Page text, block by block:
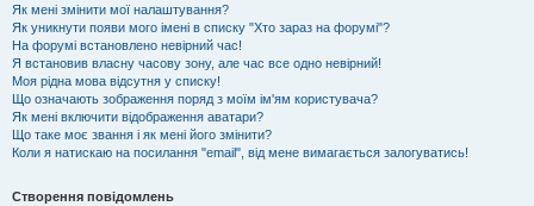
Як мені змінити мої налаштування?
Як уникнути появи мого імені в списку "Хто зараз на форумі"?
На форумі встановлено невірний час!
Я встановив власну часову зону, але час все одно невірний!
Моя рідна мова відсутня у списку!
Що означають зображення поряд з моїм ім'ям користувача?
Як мені включити відображення аватари?
Що таке моє звання і як мені його змінити?
Коли я натискаю на посилання "email", від мене вимагається залогуватись!
Створення повідомлень